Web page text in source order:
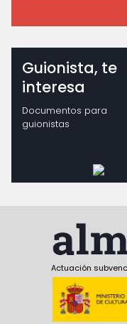
Guionista, te
interesa
Documentos para
guionistas
Actuación